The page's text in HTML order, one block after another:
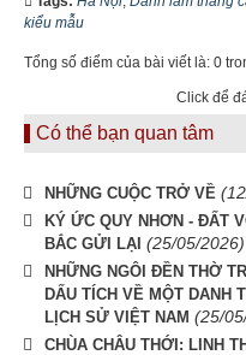
kiểu mẫu
Tổng số điểm của bài viết là: 0
Click để
Có thể bạn quan tâm
NHỮNG CUỘC TRỞ VỀ
KÝ ỨC QUY NHƠN - ĐẤT
BẮC GỬI LẠI (25/05/2026)
NHỮNG NGÔI ĐỀN THỜ
DẤU TÍCH VỀ MỘT DANH
LỊCH SỬ VIỆT NAM (25/
CHÙA CHÂU THỚI: LINH